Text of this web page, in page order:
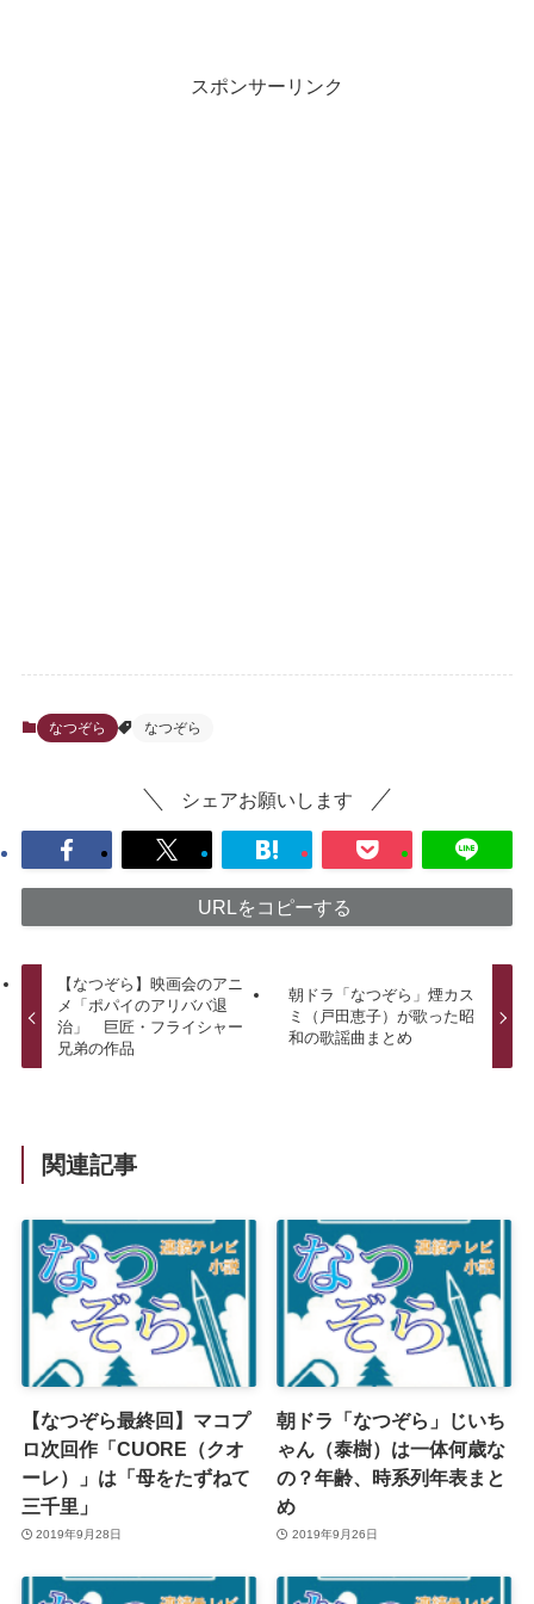
スポンサーリンク
なつぞら なつぞら
シェアお願いします
URLをコピーする
【なつぞら】映画会のアニ
メ「ポパイのアリババ退
治」 巨匠・フライシャー
兄弟の作品
朝ドラ「なつぞら」煙カス
ミ（戸田恵子）が歌った昭
和の歌謡曲まとめ
関連記事
【なつぞら最終回】マコプ
ロ次回作「CUORE（クオ
ーレ）」は「母をたずねて
三千里」
2019年9月28日
朝ドラ「なつぞら」じいち
ゃん（泰樹）は一体何歳な
の？年齢、時系列年表まと
め
2019年9月26日